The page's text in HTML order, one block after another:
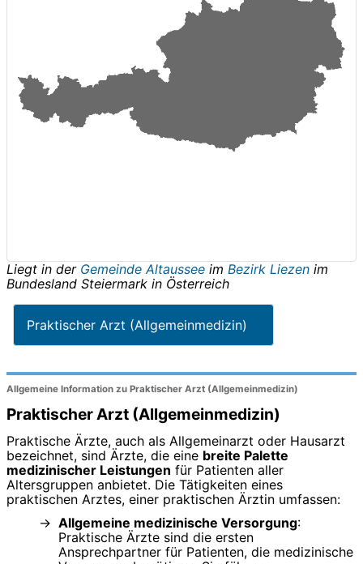
Liegt in der Gemeinde Altaussee im Bezirk Liezen im
Bundesland Steiermark in Österreich
Praktischer Arzt (Allgemeinmedizin)
Allgemeine Information zu Praktischer Arzt (Allgemeinmedizin)
Praktischer Arzt (Allgemeinmedizin)
Praktische Ärzte, auch als Allgemeinarzt oder Hausarzt
bezeichnet, sind Ärzte, die eine breite Palette
medizinischer Leistungen für Patienten aller
Altersgruppen anbietet. Die Tätigkeiten eines
praktischen Arztes, einer praktischen Ärztin umfassen:
Allgemeine medizinische Versorgung:
Praktische Ärzte sind die ersten
Ansprechpartner für Patienten, die medizinische